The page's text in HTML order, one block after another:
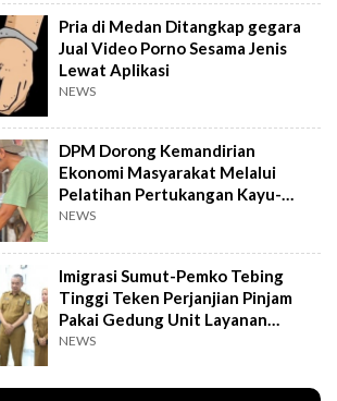
Pria di Medan Ditangkap gegara
Jual Video Porno Sesama Jenis
Lewat Aplikasi
NEWS
DPM Dorong Kemandirian
Ekonomi Masyarakat Melalui
Pelatihan Pertukangan Kayu-
Pelatihan UMKM
NEWS
Imigrasi Sumut-Pemko Tebing
Tinggi Teken Perjanjian Pinjam
Pakai Gedung Unit Layanan
Paspor
NEWS